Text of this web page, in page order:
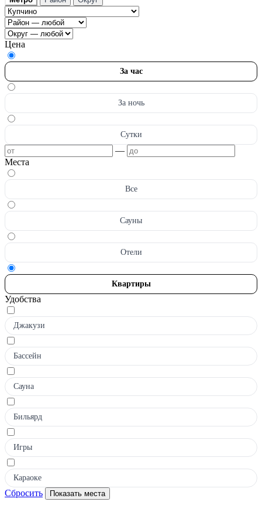
Цена
За час
За ночь
Сутки
—
Места
Все
Сауны
Отели
Квартиры
Удобства
Джакузи
Бассейн
Сауна
Бильярд
Игры
Караоке
Сбросить Показать места